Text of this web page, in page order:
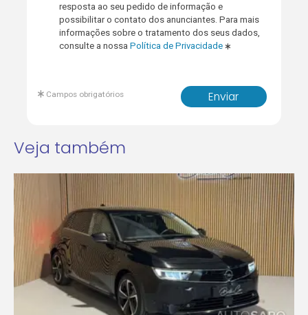
resposta ao seu pedido de informação e
possibilitar o contato dos anunciantes. Para mais
informações sobre o tratamento dos seus dados,
consulte a nossaPolítica de Privacidade
Enviar
Campos obrigatórios
Veja também